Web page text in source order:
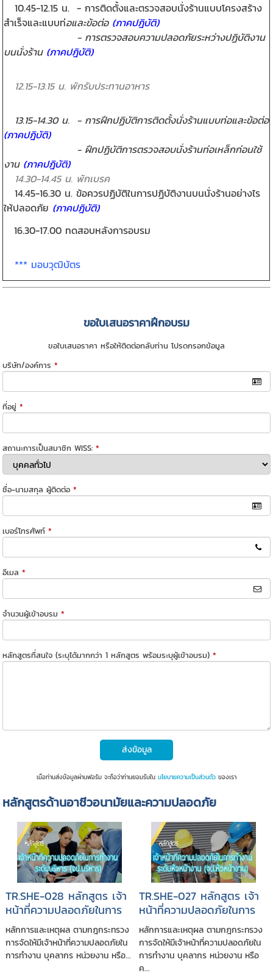
10.45-12.15 น. - การติดตั้งและตรวจสอบนั่งร้านแบบโครงสร้าง
สำเร็จและแบบท่อและข้อต่อ (ภาคปฎิบัติ)
- การตรวจสอบความปลอดภัยระหว่างปฏิบัติงาน
บนนั่งร้าน (ภาคปฎิบัติ)
12.15-13.15 น. พักรับประทานอาหาร
13.15-14.30 น. - การฝึกปฏิบัติการติดตั้งนั่งร้านแบบท่อและข้อต่อ
(ภาคปฎิบัติ)
- ฝึกปฏิบัติการตรวจสอบนั่งร้านท่อเหล็กก่อนใช้
งาน(ภาคปฎิบัติ)
14.30-14.45 น. พักเบรค
14.45-16.30 น. ข้อควรปฏิบัติในการปฏิบัติงานบนนั่งร้านอย่างไร
ให้ปลอดภัย (ภาคปฎิบัติ)
16.30-17.00 ทดสอบหลังการอบรม
*** มอบวุฒิบัตร
ขอใบเสนอราคาฝึกอบรม
ขอใบเสนอราคา หรือให้ติดต่อกลับท่าน โปรดกรอกข้อมูล
บริษัท/องค์การ *
ที่อยู่ *
สถานะการเป็นสมาชิก WISS: *
ชื่อ-นามสกุล ผู้ติดต่อ *
เบอร์โทรศัพท์ *
อีเมล *
จำนวนผู้เข้าอบรม *
หลักสูตรที่สนใจ (ระบุได้มากกว่า 1 หลักสูตร พร้อมระบุผู้เข้าอบรม) *
ส่งข้อมูล
เมื่อท่านส่งข้อมูลผ่านฟอร์ม จะถือว่าท่านยอมรับใน นโยบายความเป็นส่วนตัว ของเรา
หลักสูตรด้านอาชีวอนามัยและความปลอดภัย
TR.SHE-028 หลักสูตร เจ้า
หน้าที่ความปลอดภัยในการ
ทำงานระดับบริหาร
(จป.บริหาร)
หลักการและเหตุผล ตามกฎกระทรวง
การจัดให้มีเจ้าหน้าที่ความปลอดภัยใน
การทำงาน บุคลากร หน่วยงาน หรือ...
TR.SHE-027 หลักสูตร เจ้า
หน้าที่ความปลอดภัยในการ
ทำงานระดับหัวหน้างาน
(จป.หัวหน้างาน)
หลักการและเหตุผล ตามกฎกระทรวง
การจัดให้มีเจ้าหน้าที่ความปลอดภัยใน
การทำงาน บุคลากร หน่วยงาน หรือ
ค...